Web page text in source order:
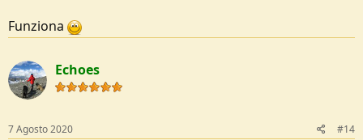
Funziona
Echoes
7 Agosto 2020 #14